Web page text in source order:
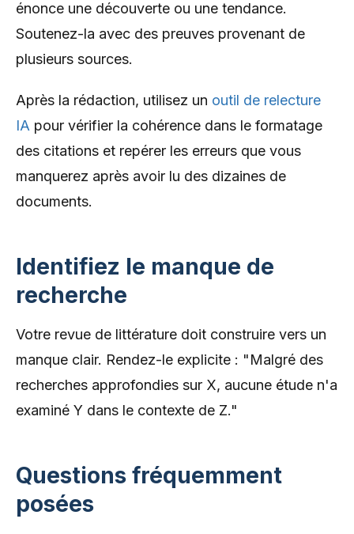
énonce une découverte ou une tendance.
Soutenez-la avec des preuves provenant de
plusieurs sources.
Après la rédaction, utilisez un outil de relecture
IA pour vérifier la cohérence dans le formatage
des citations et repérer les erreurs que vous
manquerez après avoir lu des dizaines de
documents.
Identifiez le manque de
recherche
Votre revue de littérature doit construire vers un
manque clair. Rendez-le explicite : "Malgré des
recherches approfondies sur X, aucune étude n'a
examiné Y dans le contexte de Z."
Questions fréquemment
posées